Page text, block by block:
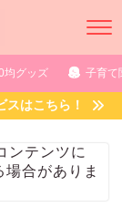
均グッズ 子育て
スはこちら！
ンテンツに
合がありま